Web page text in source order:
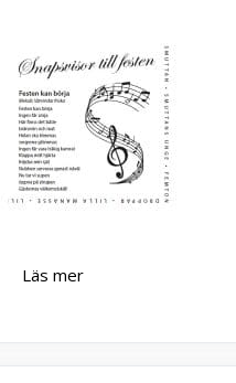
Läs mer